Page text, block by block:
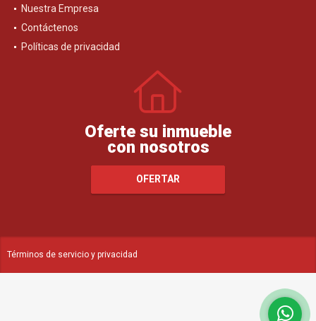
Nuestra Empresa
Contáctenos
Políticas de privacidad
Oferte su inmueble
con nosotros
OFERTAR
Términos de servicio y privacidad